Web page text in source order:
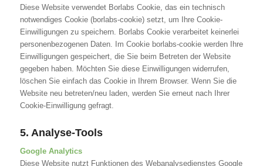
Diese Website verwendet Borlabs Cookie, das ein technisch
notwendiges Cookie (borlabs-cookie) setzt, um Ihre Cookie-
Einwilligungen zu speichern. Borlabs Cookie verarbeitet keinerlei
personenbezogenen Daten. Im Cookie borlabs-cookie werden Ihre
Einwilligungen gespeichert, die Sie beim Betreten der Website
gegeben haben. Möchten Sie diese Einwilligungen widerrufen,
löschen Sie einfach das Cookie in Ihrem Browser. Wenn Sie die
Website neu betreten/neu laden, werden Sie erneut nach Ihrer
Cookie-Einwilligung gefragt.
5. Analyse-Tools
Google Analytics
Diese Website nutzt Funktionen des Webanalysedienstes Google